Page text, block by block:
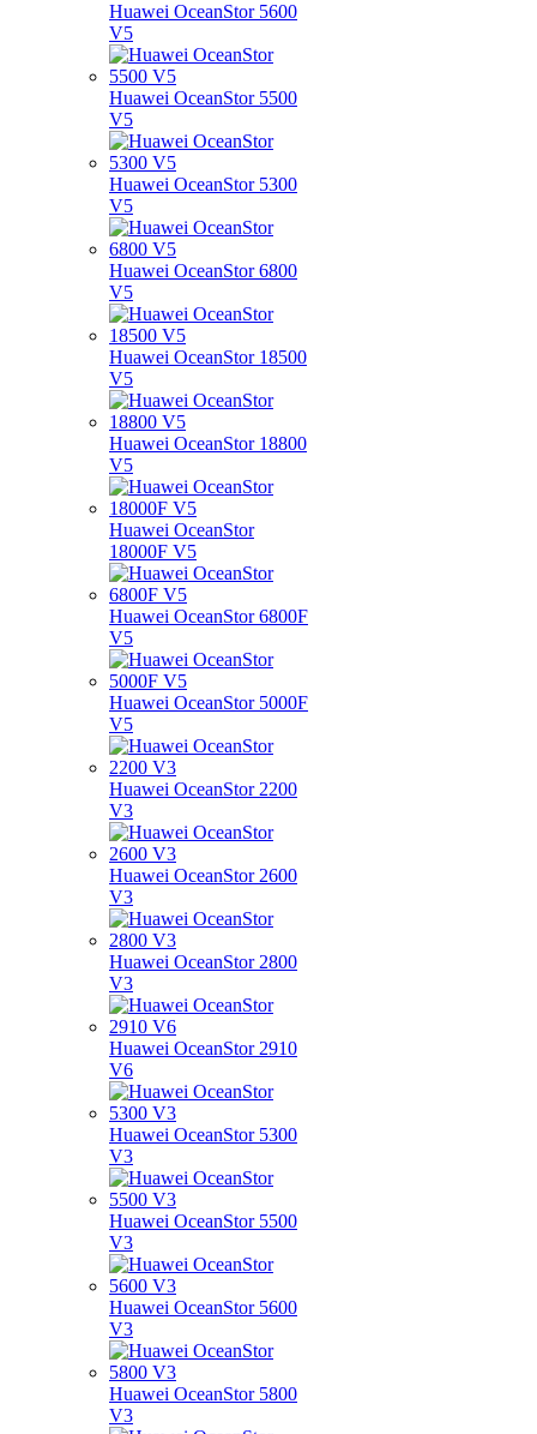
Huawei OceanStor 5600
V5
Huawei OceanStor 5500
V5
Huawei OceanStor 5300
V5
Huawei OceanStor 6800
V5
Huawei OceanStor 18500
V5
Huawei OceanStor 18800
V5
Huawei OceanStor
18000F V5
Huawei OceanStor 6800F
V5
Huawei OceanStor 5000F
V5
Huawei OceanStor 2200
V3
Huawei OceanStor 2600
V3
Huawei OceanStor 2800
V3
Huawei OceanStor 2910
V6
Huawei OceanStor 5300
V3
Huawei OceanStor 5500
V3
Huawei OceanStor 5600
V3
Huawei OceanStor 5800
V3